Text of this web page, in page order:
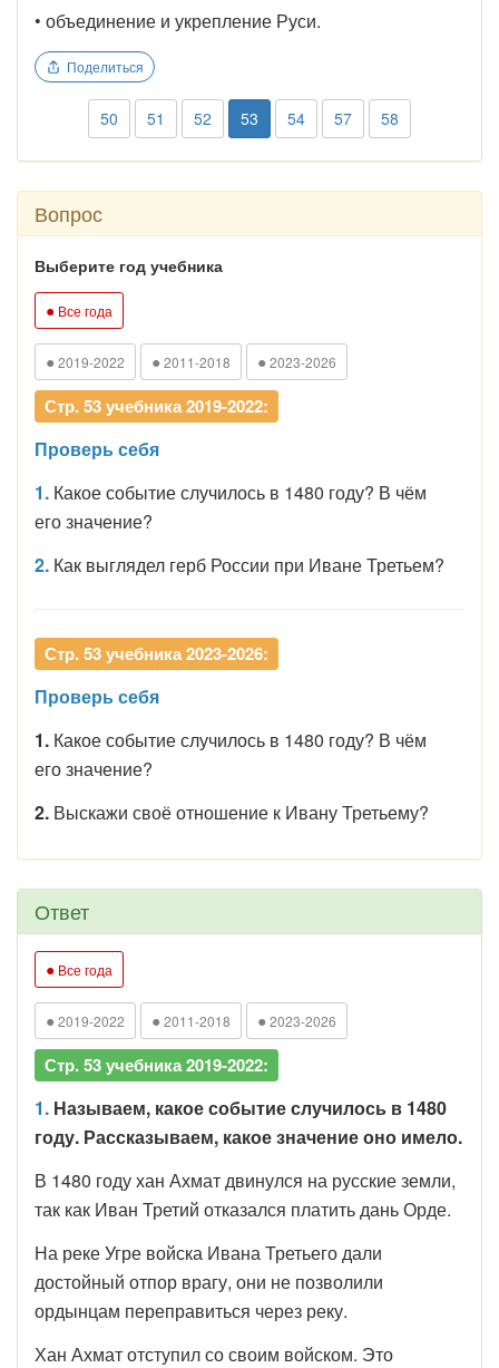
• объединение и укрепление Руси.
Поделиться
50 51 52 53 54 57 58
Вопрос
Выберите год учебника
● Все года
● 2019-2022 ● 2011-2018 ● 2023-2026
Стр. 53 учебника 2019-2022:
Проверь себя
1. Какое событие случилось в 1480 году? В чём
его значение?
2. Как выглядел герб России при Иване Третьем?
Стр. 53 учебника 2023-2026:
Проверь себя
1. Какое событие случилось в 1480 году? В чём
его значение?
2. Выскажи своё отношение к Ивану Третьему?
Ответ
● Все года
● 2019-2022 ● 2011-2018 ● 2023-2026
Стр. 53 учебника 2019-2022:
1. Называем, какое событие случилось в 1480
году. Рассказываем, какое значение оно имело.
В 1480 году хан Ахмат двинулся на русские земли,
так как Иван Третий отказался платить дань Орде.
На реке Угре войска Ивана Третьего дали
достойный отпор врагу, они не позволили
ордынцам переправиться через реку.
Хан Ахмат отступил со своим войском. Это